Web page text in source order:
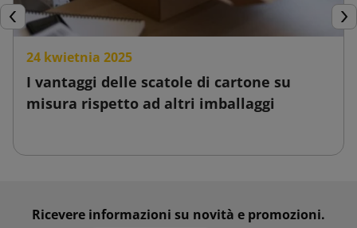
Precedente
24 kwietnia 2025
I vantaggi delle scatole di cartone su
misura rispetto ad altri imballaggi
Ricevere informazioni su novità e promozioni.